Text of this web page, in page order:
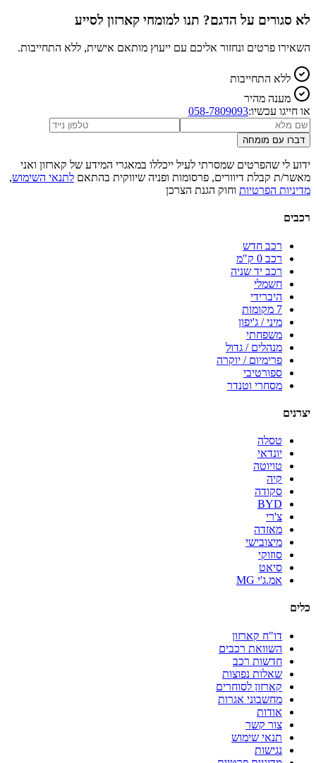
לא סגורים על הדגם? תנו למומחי קארזון לסייע
השאירו פרטים ונחזור אליכם עם ייעוץ מותאם אישית, ללא התחייבות.
ללא התחייבות
מענה מהיר
או חייגו עכשיו:058-7809093
דברו עם מומחה
ידוע לי שהפרטים שמסרתי לעיל ייכללו במאגרי המידע של קארזון ואני
מאשר/ת קבלת דיוורים, פרסומות ופניה שיווקית בהתאם לתנאי השימוש,
מדיניות הפרטיות וחוק הגנת הצרכן
רכבים
רכב חדש
רכב 0 ק"מ
רכב יד שניה
חשמלי
היברידי
7 מקומות
מיני / ג'יפון
משפחתי
מנהלים / גדול
פרימיום / יוקרה
ספורטיבי
מסחרי וטנדר
יצרנים
טסלה
יונדאי
טויוטה
קיה
סקודה
BYD
צ'רי
מאזדה
מיצובישי
סוזוקי
סיאט
אמ.ג'י MG
כלים
דו"ח קארזון
השוואת רכבים
חדשות רכב
שאלות נפוצות
קארזון לסוחרים
מחשבוני אגרות
אודות
צור קשר
תנאי שימוש
נגישות